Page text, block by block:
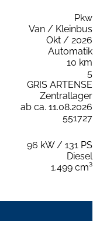
Pkw
Van / Kleinbus
Okt / 2026
Automatik
10 km
5
GRIS ARTENSE
Zentrallager
ab ca. 11.08.2026
551727
96 kW / 131 PS
Diesel
1.499 cm³